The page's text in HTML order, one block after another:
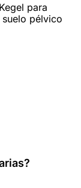
para
pélvico